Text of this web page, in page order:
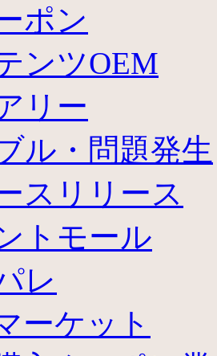
ポン
ンツOEM
リー
ル・問題発生
スリリース
トモール
レ
ーケット